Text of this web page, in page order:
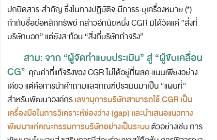
ปกปิดสาระสำคัญ ซึ่งในทางปฏิบัติจะมีการระบุเครื่องหมาย (*)
กำกับชื่อย่อหลักทรัพย์ กล่าวอีกนัยหนึ่ง CGR มิได้วัดแค่ “สิ่งที่
บริษัทบอก” แต่ยังสะท้อน “สิ่งที่บริษัททำจริง”
สาม: จาก “ผู้จัดทำแบบประเมิน” สู่ “ผู้ขับเคลื่อน
CG” คุณค่าที่แท้จริงของ CGR ไม่ได้อยู่ที่ผลคะแนนเพียงอย่าง
เดียว แต่คือการนำคำถามและเกณฑ์ประเมินมาเป็น “แผนที่”
สำหรับพัฒนาองค์กรเลขานุการบริษัทสามารถใช้CGRเป็น
เครื่องมือในการวิเคราะห์ช่องว่าง (gap) และนำเสนอแนวทาง
พัฒนาแก่คณะกรรมการบริษัทอย่างเป็นระบบตัวอย่างเช่น การ